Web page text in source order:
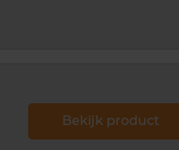
Bekijk product